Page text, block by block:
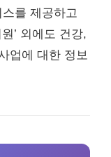
를 제공하고
’ 외에도 건강,
업에 대한 정보